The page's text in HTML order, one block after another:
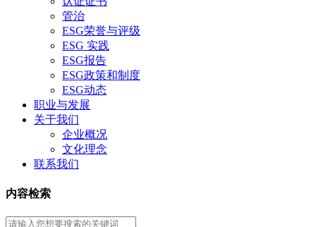
管治
ESG荣誉与评级
ESG 实践
ESG报告
ESG政策和制度
ESG动态
职业与发展
关于我们
企业概况
文化理念
联系我们
内容检索